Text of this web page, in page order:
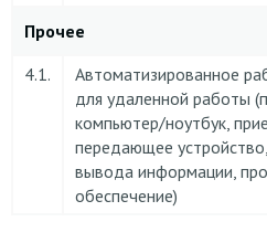
Прочее
4.1.
Автоматизированное
для удаленной работы
компьютер/ноутбук,
передающее
вывода информации,
обеспечение)